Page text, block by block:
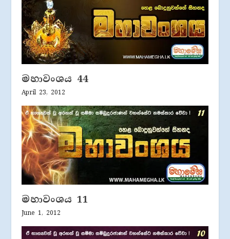
මහාවංශය 44
April 23, 2012
මහාවංශය 11
June 1, 2012